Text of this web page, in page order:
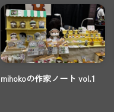
mihokoの作家ノート vol.1